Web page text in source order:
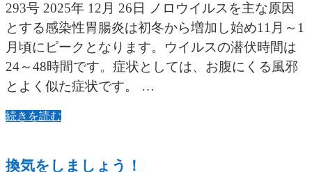
293号 2025年 12月 26日 ノロウイルスを主な原因
とする感染性胃腸炎は初冬から増加し始め11月～1
月頃にピークとなります。ウイルスの潜伏時間は
24～48時間です。症状としては、お腹にくる風邪
とよく似た症状です。 …
続きを読む
換気をしましょう！